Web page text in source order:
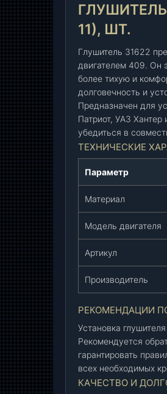
л
ь
3
1
6
2
2
н
е
р
ж
а
н
)
(
3
ГЛУШИТЕЛЬ
11), ШТ.
Глушитель 31622
двигателем 409. Он
более тихую и
долговечность и
Предназначен для
Патриот, УАЗ
убедиться в
ТЕХНИЧЕСКИЕ
Параметр
Материал
Модель двигателя
Артикул
Производитель
РЕКОМЕНДАЦИИ
Установка
Рекомендуется
гарантировать
всех необходимых
КАЧЕСТВО И